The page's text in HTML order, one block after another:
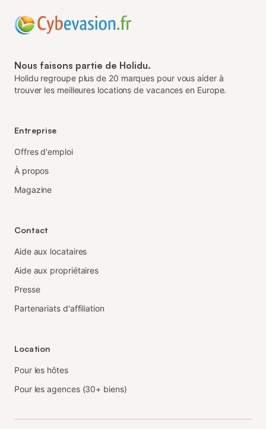
Nous faisons partie de Holidu.
Holidu regroupe plus de 20 marques pour vous aider à
trouver les meilleures locations de vacances en Europe.
Entreprise
Offres d'emploi
À propos
Magazine
Contact
Aide aux locataires
Aide aux propriétaires
Presse
Partenariats d'affiliation
Location
Pour les hôtes
Pour les agences (30+ biens)